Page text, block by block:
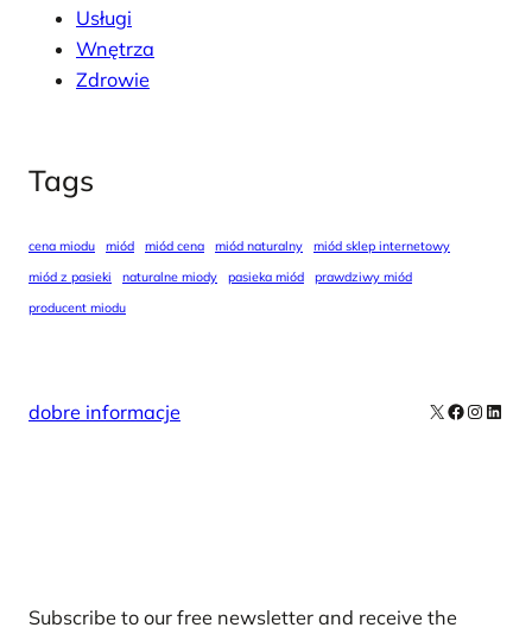
Usługi
Wnętrza
Zdrowie
Tags
cena miodu miód miód cena miód naturalny
miód sklep internetowy
miód z pasieki
naturalne miody pasieka miód
prawdziwy miód
producent miodu
dobre informacje X Facebook
Subscribe to our free newsletter and receive the